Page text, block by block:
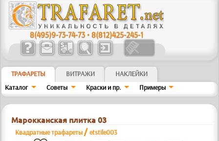
8(495)9-73-74-73 •8(812)425-245-1
ТРАФАРЕТЫ ВИТРАЖИ
НАКЛЕЙКИ
Каталог
Советы Краски и пр. Примеры
Марокканская плитка 03
Квадратные трафареты /etstile003